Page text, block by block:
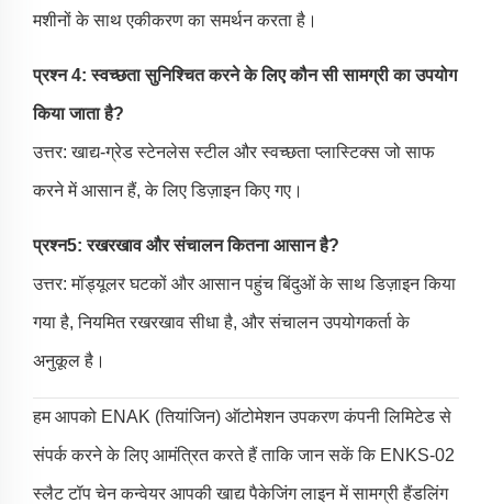
मशीनों के साथ एकीकरण का समर्थन करता है।
प्रश्न 4: स्वच्छता सुनिश्चित करने के लिए कौन सी सामग्री का उपयोग
किया जाता है?
उत्तर: खाद्य-ग्रेड स्टेनलेस स्टील और स्वच्छता प्लास्टिक्स जो साफ
करने में आसान हैं, के लिए डिज़ाइन किए गए।
प्रश्न5: रखरखाव और संचालन कितना आसान है?
उत्तर: मॉड्यूलर घटकों और आसान पहुंच बिंदुओं के साथ डिज़ाइन किया
गया है, नियमित रखरखाव सीधा है, और संचालन उपयोगकर्ता के
अनुकूल है।
हम आपको ENAK (तियांजिन) ऑटोमेशन उपकरण कंपनी लिमिटेड से
संपर्क करने के लिए आमंत्रित करते हैं ताकि जान सकें कि ENKS-02
स्लैट टॉप चेन कन्वेयर आपकी खाद्य पैकेजिंग लाइन में सामग्री हैंडलिंग